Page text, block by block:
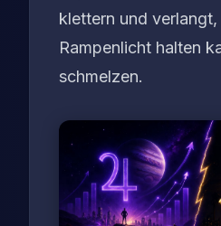
klettern und
Rampenlicht halten
schmelzen.